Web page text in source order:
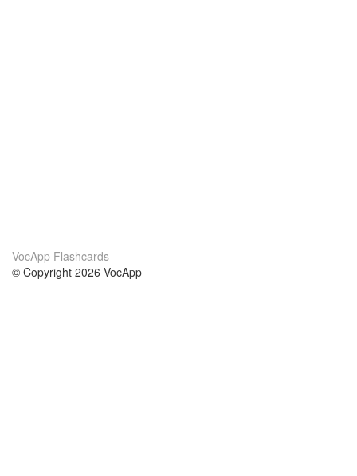
VocApp Flashcards
© Copyright 2026 VocApp